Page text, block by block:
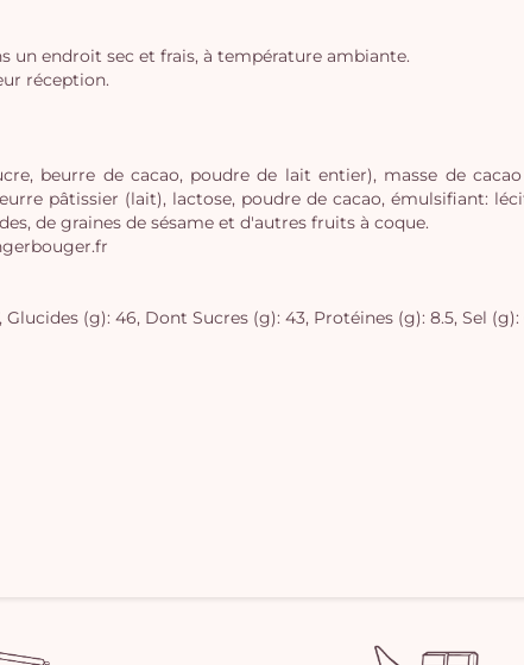
un endroit sec et frais, à température ambiante.
réception.
beurre de cacao, poudre de lait entier), masse de
pâtissier (lait), lactose, poudre de cacao, émulsifiant:
de graines de sésame et d'autres fruits à coque.
(g): 46, Dont Sucres (g): 43, Protéines (g): 8.5, Sel (g):